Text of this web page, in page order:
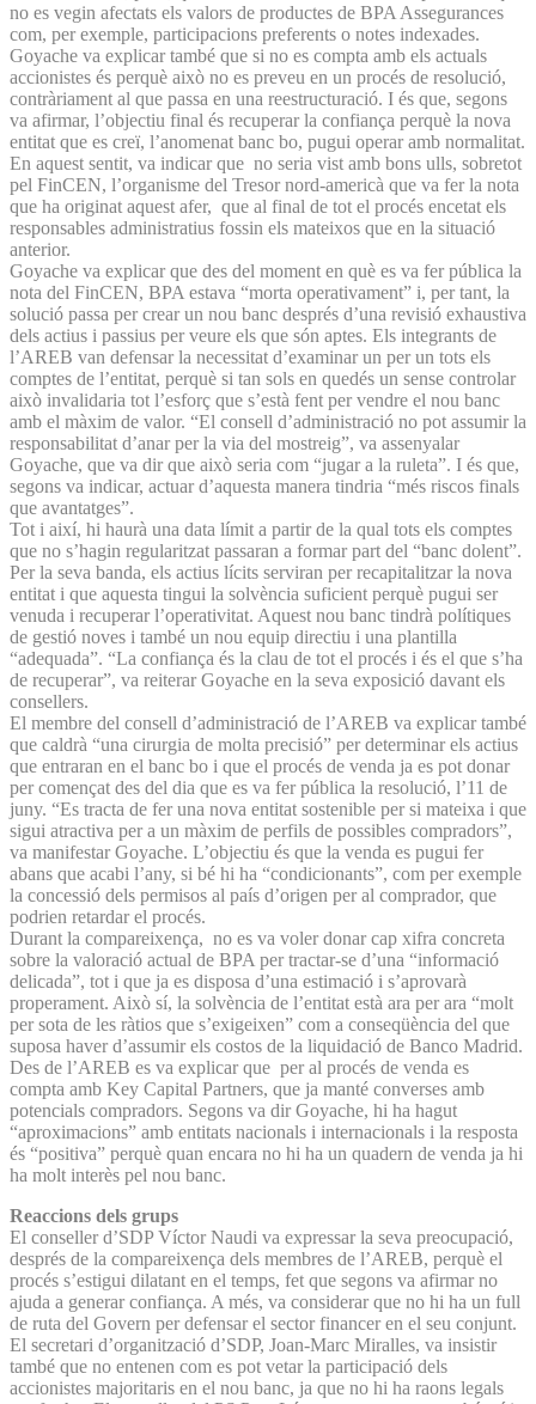
no es vegin afectats els valors de productes de BPA Assegurances
com, per exemple, participacions preferents o notes indexades.
Goyache va explicar també que si no es compta amb els actuals
accionistes és perquè això no es preveu en un procés de resolució,
contràriament al que passa en una reestructuració. I és que, segons
va afirmar, l’objectiu final és recuperar la confiança perquè la nova
entitat que es creï, l’anomenat banc bo, pugui operar amb normalitat.
En aquest sentit, va indicar que no seria vist amb bons ulls, sobretot
pel FinCEN, l’organisme del Tresor nord-americà que va fer la nota
que ha originat aquest afer, que al final de tot el procés encetat els
responsables administratius fossin els mateixos que en la situació
anterior.
Goyache va explicar que des del moment en què es va fer pública la
nota del FinCEN, BPA estava “morta operativament” i, per tant, la
solució passa per crear un nou banc després d’una revisió exhaustiva
dels actius i passius per veure els que són aptes. Els integrants de
l’AREB van defensar la necessitat d’examinar un per un tots els
comptes de l’entitat, perquè si tan sols en quedés un sense controlar
això invalidaria tot l’esforç que s’està fent per vendre el nou banc
amb el màxim de valor. “El consell d’administració no pot assumir la
responsabilitat d’anar per la via del mostreig”, va assenyalar
Goyache, que va dir que això seria com “jugar a la ruleta”. I és que,
segons va indicar, actuar d’aquesta manera tindria “més riscos finals
que avantatges”.
Tot i així, hi haurà una data límit a partir de la qual tots els comptes
que no s’hagin regularitzat passaran a formar part del “banc dolent”.
Per la seva banda, els actius lícits serviran per recapitalitzar la nova
entitat i que aquesta tingui la solvència suficient perquè pugui ser
venuda i recuperar l’operativitat. Aquest nou banc tindrà polítiques
de gestió noves i també un nou equip directiu i una plantilla
“adequada”. “La confiança és la clau de tot el procés i és el que s’ha
de recuperar”, va reiterar Goyache en la seva exposició davant els
consellers.
El membre del consell d’administració de l’AREB va explicar també
que caldrà “una cirurgia de molta precisió” per determinar els actius
que entraran en el banc bo i que el procés de venda ja es pot donar
per començat des del dia que es va fer pública la resolució, l’11 de
juny. “Es tracta de fer una nova entitat sostenible per si mateixa i que
sigui atractiva per a un màxim de perfils de possibles compradors”,
va manifestar Goya­che. L’objectiu és que la venda es pugui fer
abans que acabi l’any, si bé hi ha “condicionants”, com per exemple
la concessió dels permisos al país d’origen per al comprador, que
podrien retardar el procés.
Durant la compareixença, no es va voler donar cap xifra concreta
sobre la valoració actual de BPA per tractar-se d’una “informació
delicada”, tot i que ja es disposa d’una estimació i s’aprovarà
properament. Això sí, la solvència de l’entitat està ara per ara “molt
per sota de les ràtios que s’exigeixen” com a conseqüència del que
suposa haver d’assumir els costos de la liquidació de Banco Madrid.
Des de l’AREB es va explicar que per al procés de venda es
compta amb Key Capital Partners, que ja manté converses amb
potencials compradors. Segons va dir Goyache, hi ha hagut
“aproximacions” amb entitats nacionals i internacionals i la resposta
és “positiva” perquè quan encara no hi ha un quadern de venda ja hi
ha molt interès pel nou banc.
Reaccions dels grups
El conseller d’SDP Víctor Naudi va expressar la seva preocupació,
després de la compareixença dels membres de l’AREB, perquè el
procés s’estigui dilatant en el temps, fet que segons va afirmar no
ajuda a generar confiança. A més, va considerar que no hi ha un full
de ruta del Govern per defensar el sector financer en el seu conjunt.
El secretari d’organització d’SDP, Joan-Marc Miralles, va insistir
també que no entenen com es pot vetar la participació dels
accionistes majoritaris en el nou banc, ja que no hi ha raons legals